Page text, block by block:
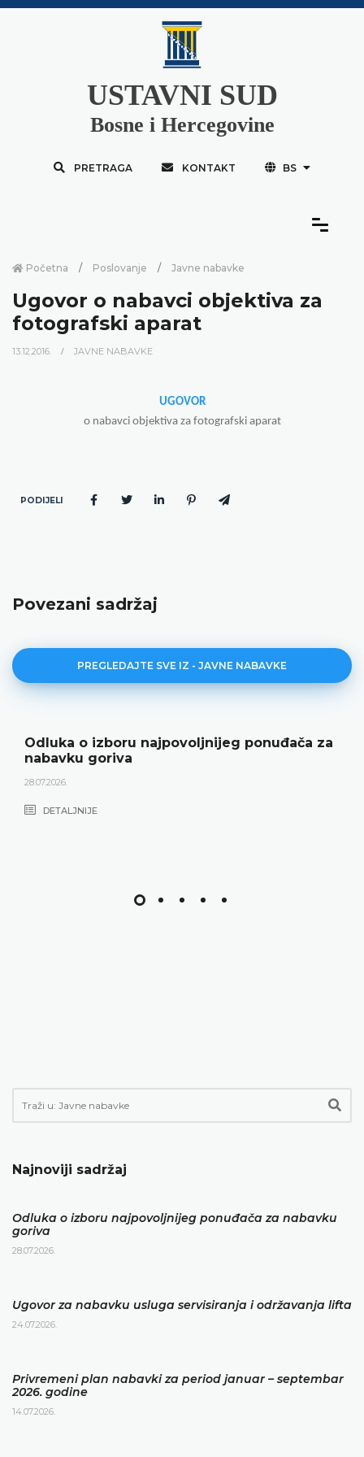
USTAVNI SUD
Bosne i Hercegovine
PRETRAGA KONTAKT BS
Početna Poslovanje Javne nabavke
Ugovor o nabavci objektiva za
fotografski aparat
13.12.2016. JAVNE NABAVKE
UGOVOR
o nabavci objektiva za fotografski aparat
PODIJELI
Povezani sadržaj
PREGLEDAJTE SVE IZ - JAVNE NABAVKE
Odluka o izboru najpovoljnijeg ponuđača za
nabavku goriva
28.07.2026.
DETALJNIJE
Najnoviji sadržaj
Odluka o izboru najpovoljnijeg ponuđača za nabavku
goriva
28.07.2026.
Ugovor za nabavku usluga servisiranja i održavanja lifta
24.07.2026.
Privremeni plan nabavki za period januar – septembar
2026. godine
14.07.2026.